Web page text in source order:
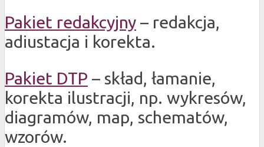
Pakiet redakcyjny – redakcja,
adiustacja i korekta.
Pakiet DTP – skład, łamanie,
korekta ilustracji, np. wykresów,
diagramów, map, schematów,
wzorów.